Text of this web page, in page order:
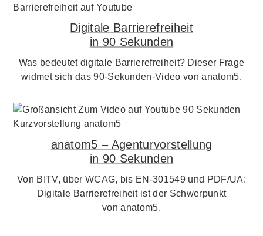
Digitale Barrierefreiheit
in 90 Sekunden
Was bedeutet digitale Barrierefreiheit? Dieser Frage
widmet sich das 90-Sekunden-Video von anatom5.
anatom5 – Agenturvorstellung
in 90 Sekunden
Von BITV, über WCAG, bis EN-301549 und PDF/UA:
Digitale Barrierefreiheit ist der Schwerpunkt
von anatom5.